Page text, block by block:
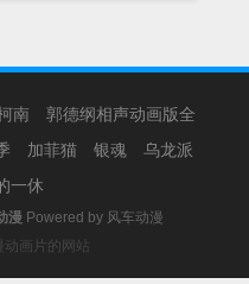
南
郭德纲相声动画版全
加菲猫 银魂
乌龙派
一休
漫 Powered by 风车动漫
动画片的网站